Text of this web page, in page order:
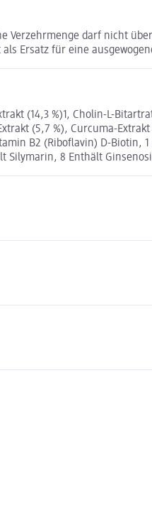
Verzehrmenge darf nicht
Ersatz für eine
(14,3 %)1, Cholin-L-
(5,7 %), Curcuma-
B2 (Riboflavin) D-Biotin,
8 Enthält